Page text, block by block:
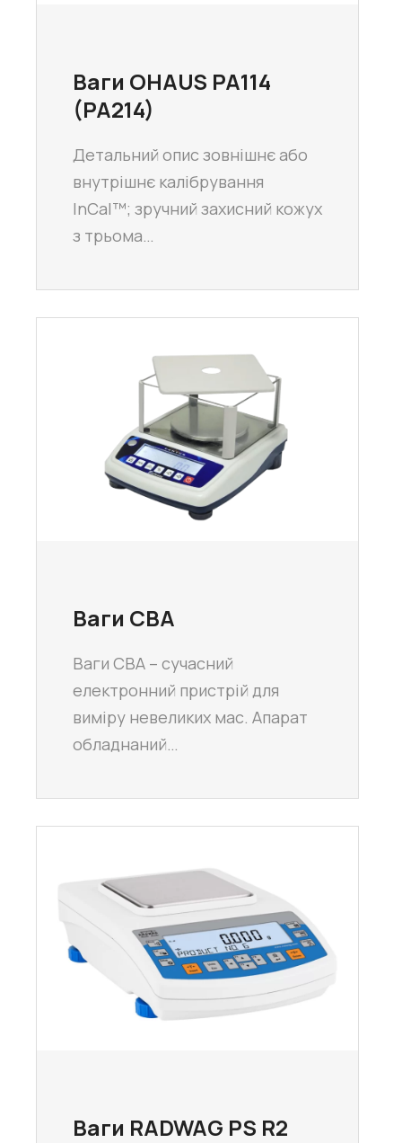
Ваги OHAUS PA114
(PA214)
Детальний опис зовнішнє або
внутрішнє калібрування
InCal™; зручний захисний кожух
з трьома…
Ваги CBA
Ваги CBA – сучасний
електронний пристрій для
виміру невеликих мас. Апарат
обладнаний…
Ваги RADWAG PS R2